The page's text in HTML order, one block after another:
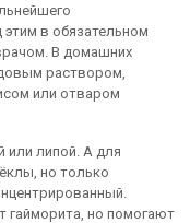
в обязательном
В домашних
раствором,
или отваром
или липой. А для
но только
гайморита, но помогают